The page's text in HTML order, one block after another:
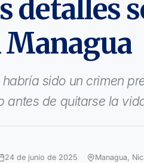
detalles
sido un crimen
antes de quitarse la
24 de junio de 2025 Managua,